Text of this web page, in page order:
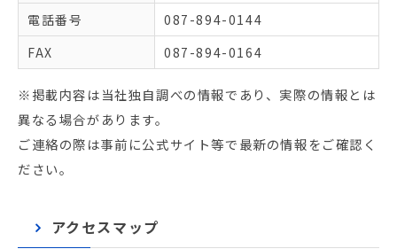
電話番号
087-894-0144
FAX
087-894-0164
※掲載内容は当社独自調べの情報であり、実際の情報とは
異なる場合があります。
ご連絡の際は事前に公式サイト等で最新の情報をご確認く
ださい。
アクセスマップ